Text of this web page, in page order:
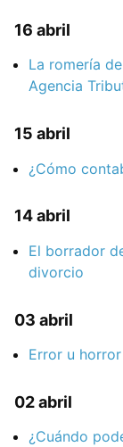
16 abril
La romería
Agencia
15 abril
¿Cómo
14 abril
El borrador
divorcio
03 abril
Error u
02 abril
¿Cuándo